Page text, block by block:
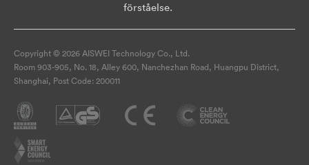
förståelse.
Copyright © 2026 AISWEI Technology Co., Ltd.
Room 903-905, No. 18, Alley 600, Nanchezhan Road, Huangpu District,
Shanghai, Post Code: 200011